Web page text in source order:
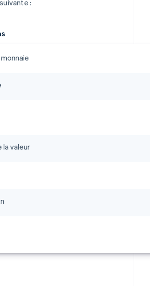
:
la valeur